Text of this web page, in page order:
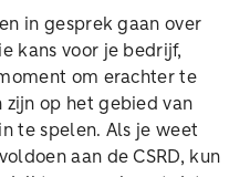
in gesprek gaan over
kans voor je bedrijf,
om erachter te
zijn op het gebied van
te spelen. Als je weet
aan de CSRD, kun